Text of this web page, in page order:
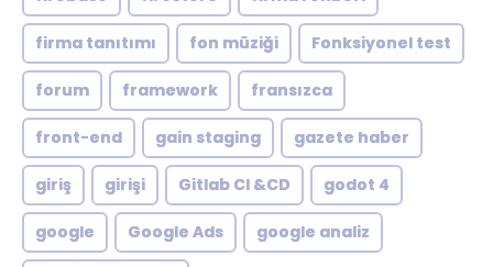
firma tanıtımı fon müziği Fonksiyonel test
forum framework fransızca
front-end gain staging gazete haber
giriş girişi Gitlab CI &CD godot 4
google Google Ads google analiz